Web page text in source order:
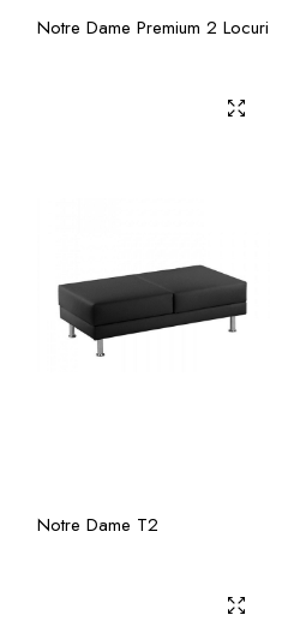
Notre Dame Premium 2 Locuri
Notre Dame T2